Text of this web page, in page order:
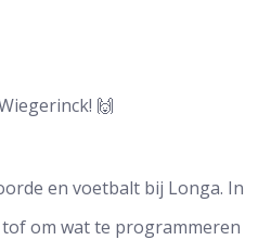
🙌
en voetbalt bij Longa. In
om wat te programmeren